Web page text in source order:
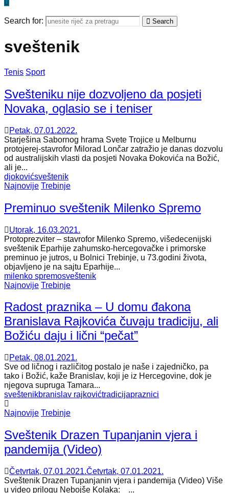
Search for: Search
sveštenik
Tenis Sport
Svešteniku nije dozvoljeno da posjeti
Novaka, oglasio se i teniser
Petak, 07.01.2022.
Starješina Sabornog hrama Svete Trojice u Melburnu
protojerej-stavrofor Milorad Lončar zatražio je danas dozvolu
od australijskih vlasti da posjeti Novaka Ðokovića na Božić,
ali je...
djokovićsveštenik
Najnovije Trebinje
Preminuo sveštenik Milenko Spremo
Utorak, 16.03.2021.
Protoprezviter – stavrofor Milenko Spremo, višedecenijski
sveštenik Eparhije zahumsko-hercegovačke i primorske
preminuo je jutros, u Bolnici Trebinje, u 73.godini života,
objavljeno je na sajtu Eparhije...
milenko spremosveštenik
Najnovije Trebinje
Radost praznika – U domu đakona
Branislava Rajkovića čuvaju tradiciju, ali
Božiću daju i lični “pečat”
Petak, 08.01.2021.
Sve od ličnog i različitog postalo je naše i zajedničko, pa
tako i Božić, kaže Branislav, koji je iz Hercegovine, dok je
njegova supruga Tamara...
sveštenikbranislav rajkovićtradicijapraznici
Najnovije Trebinje
Sveštenik Drazen Tupanjanin vjera i
pandemija (Video)
Četvrtak, 07.01.2021.Četvrtak, 07.01.2021.
Sveštenik Drazen Tupanjanin vjera i pandemija (Video) Više
u video prilogu Nebojše Kolaka: ...